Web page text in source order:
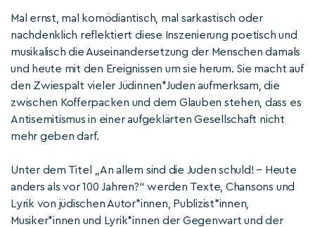
Mal ernst, mal komödiantisch, mal sarkastisch oder
nachdenklich reflektiert diese Inszenierung poetisch und
musikalisch die Auseinandersetzung der Menschen damals
und heute mit den Ereignissen um sie herum. Sie macht auf
den Zwiespalt vieler Jüdinnen*Juden aufmerksam, die
zwischen Kofferpacken und dem Glauben stehen, dass es
Antisemitismus in einer aufgeklärten Gesellschaft nicht
mehr geben darf.
Unter dem Titel „An allem sind die Juden schuld! – Heute
anders als vor 100 Jahren?“ werden Texte, Chansons und
Lyrik von jüdischen Autor*innen, Publizist*innen,
Musiker*innen und Lyrik*innen der Gegenwart und der